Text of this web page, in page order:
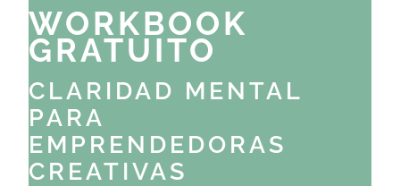
WORKBOOK
GRATUITO
CLARIDAD MENTAL
PARA
EMPRENDEDORAS
CREATIVAS